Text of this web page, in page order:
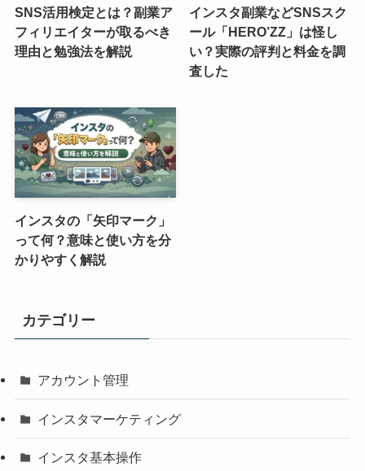
SNS活用検定とは？副業ア
フィリエイターが取るべき
理由と勉強法を解説
インスタ副業などSNSスク
ール「HERO’ZZ」は怪し
い？実際の評判と料金を調
査した
インスタの「矢印マーク」
って何？意味と使い方を分
かりやすく解説
カテゴリー
アカウント管理
インスタマーケティング
インスタ基本操作